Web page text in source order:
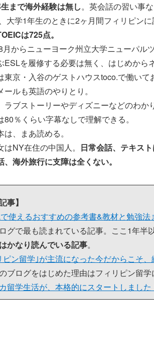
まで海外経験は無し。英会話の習い事
大学1年生のときに2ヶ月間フィリピン
は725点。
月からニューヨーク州立大学ニューパ
ESLを履修する必要は無く、はじめか
東京・入谷のゲストハウスtoco.で働い
ールも英語のやりとり。
ラブストーリーやディズニーなどのわ
80％くらい字幕なしで理解できる。
は、まあ読める。
はNY在住の中国人。 日常会話、テキスト
、海外旅行に支障は全くない。
事】
使えるおすすめの参考書&教材と勉強法
グで最も読まれている記事。ここ1年半
かなり読んでいる記事。
ピン留学｣が主流になった今だからこそ
ブログをはじめた理由はフィリピン留
留学生活が、本格的にスタートしました